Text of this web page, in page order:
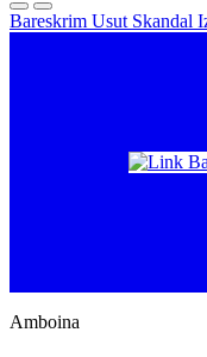
Bareskrim Usut Skandal
Amboina